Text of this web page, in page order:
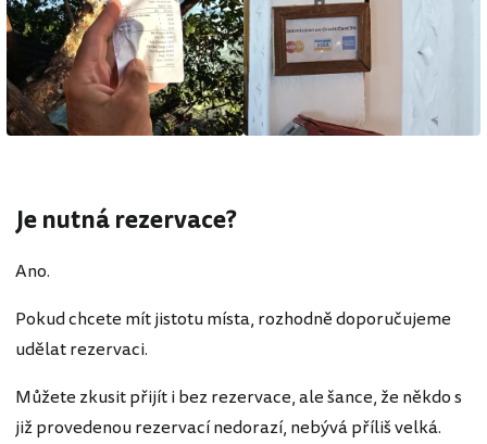
Je nutná rezervace?
Ano.
Pokud chcete mít jistotu místa, rozhodně doporučujeme
udělat rezervaci.
Můžete zkusit přijít i bez rezervace, ale šance, že někdo s
již provedenou rezervací nedorazí, nebývá příliš velká.